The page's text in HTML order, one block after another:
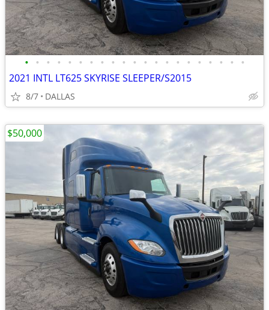
• • • • • • • • • • • • • • • • • • • • •
2021 INTL LT625 SKYRISE SLEEPER/S2015
8/7 DALLAS
$50,000